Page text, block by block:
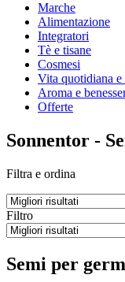
Marche
Alimentazione
Integratori
Tè e tisane
Cosmesi
Vita quotidiana e
Aroma e
Offerte
Sonnentor -
Filtra e ordina
Filtro
Semi per